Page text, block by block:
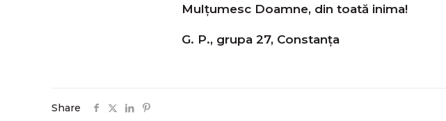
Mulțumesc Doamne, din toată inima!
G. P., grupa 27, Constanța
Share